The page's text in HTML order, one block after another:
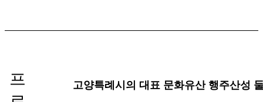
프
고양특례시의 대표 문화유산 행주산성